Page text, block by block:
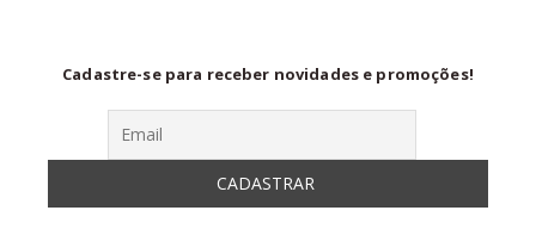
Cadastre-se para receber novidades e promoções!